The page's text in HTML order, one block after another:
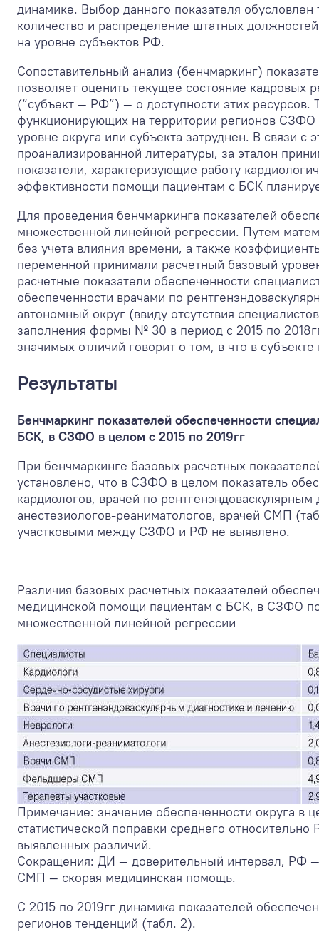
динамике. Выбор данного показателя
количество и распределение штатных
на уровне субъектов РФ.
Сопоставительный анализ (бенчмаркинг)
позволяет оценить текущее состояние кадровых
(“субъект — РФ”) — о доступности этих ресурсов.
функционирующих на территории регионов СЗФО
уровне округа или субъекта затруднен. В связи
проанализированной литературы, за эталон
показатели, характеризующие работу
эффективности помощи пациентам с БСК
Для проведения бенчмаркинга показателей
множественной линейной регрессии. Путем
без учета влияния времени, а также
переменной принимали расчетный базовый
расчетные показатели обеспеченности
обеспеченности врачами по
автономный округ (ввиду отсутствия
заполнения формы № 30 в период с 2015 по
значимых отличий говорит о том, в что в
Результаты
Бенчмаркинг показателей обеспеченности
БСК, в СЗФО в целом с 2015 по 2019гг
При бенчмаркинге базовых расчетных
установлено, что в СЗФО в целом показатель
кардиологов, врачей по
анестезиологов-реаниматологов, врачей СМП
участковыми между СЗФО и РФ не выявлено.
Различия базовых расчетных показателей
медицинской помощи пациентам с БСК, в СЗФО
множественной линейной регрессии
Примечание: значение обеспеченности округа в
статистической поправки среднего
выявленных различий.
Сокращения: ДИ — доверительный интервал, РФ
СМП — скорая медицинская помощь.
С 2015 по 2019гг динамика показателей
регионов тенденций (табл. 2).